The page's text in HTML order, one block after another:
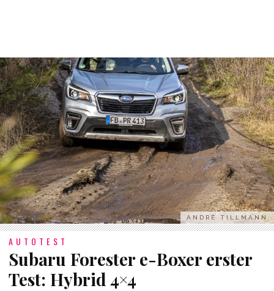
ANDRÉ TILLMANN
AUTOTEST
Subaru Forester e-Boxer erster
Test: Hybrid 4×4